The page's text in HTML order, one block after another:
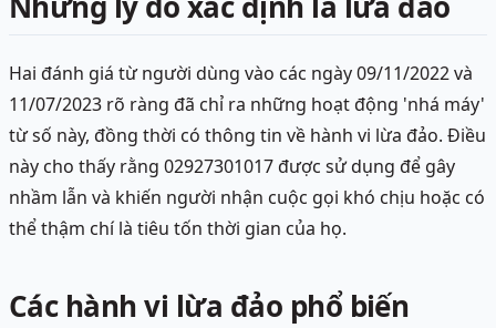
Hai đánh giá từ người dùng vào các ngày 09/11/2022 và
11/07/2023 rõ ràng đã chỉ ra những hoạt động 'nhá máy'
từ số này, đồng thời có thông tin về hành vi lừa đảo. Điều
này cho thấy rằng 02927301017 được sử dụng để gây
nhầm lẫn và khiến người nhận cuộc gọi khó chịu hoặc có
thể thậm chí là tiêu tốn thời gian của họ.
Các hành vi lừa đảo phổ biến